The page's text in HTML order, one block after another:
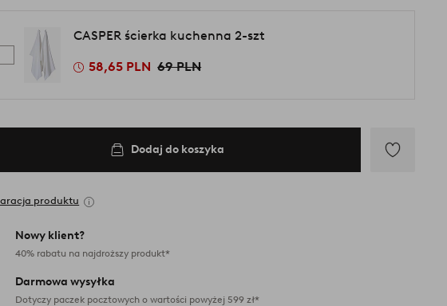
CASPER ścierka kuchenna 2-szt
58,65 PLN 69 PLN
Dodaj do koszyka
produktu
Nowy klient?
40% rabatu na najdroższy produkt*
Darmowa wysyłka
Dotyczy paczek pocztowych o wartości powyżej 599 zł*